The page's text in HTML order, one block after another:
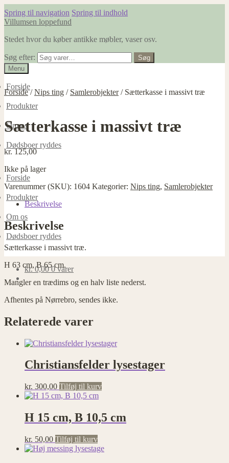
Spring til navigation Spring til indhold
Villumsen loppefund
Stedet hvor du køber antikke møbler, vaser osv.
Søg efter:
Søg
Menu
Forside
Produkter
Om os
Dødsboer ryddes
Forside
Produkter
Om os
Dødsboer ryddes
kr.0,00 0 varer
Forside/Nips ting / Samlerobjekter/ Sætterkasse i massivt træ
Sætterkasse i massivt træ
kr.125,00
Ikke på lager
Varenummer (SKU): 1604 Kategorier: Nips ting, Samlerobjekter
Beskrivelse
Beskrivelse
Sætterkasse i massivt træ.
H 63 cm, B 65 cm.
Mangler en trædims og en halv liste nederst.
Afhentes på Nørrebro, sendes ikke.
Relaterede varer
Christiansfelder lysestager
kr. 300,00 Tilføj til kurv
H 15 cm, B 10,5 cm
kr. 50,00 Tilføj til kurv